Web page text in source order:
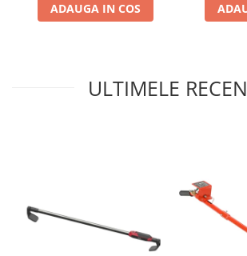
ADAUGA IN COS
ULTIMELE